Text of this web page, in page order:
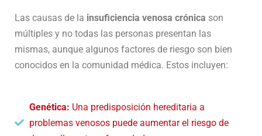
Las causas de la insuficiencia venosa crónica son
múltiples y no todas las personas presentan las
mismas, aunque algunos factores de riesgo son bien
conocidos en la comunidad médica. Estos incluyen:
Genética: Una predisposición hereditaria a
problemas venosos puede aumentar el riesgo de